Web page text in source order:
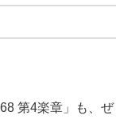
第4楽章」も、ぜ